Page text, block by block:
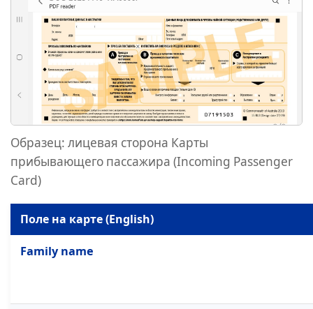
Образец: лицевая сторона Карты
прибывающего пассажира (Incoming Passenger
Card)
Поле на карте (English)
Family name